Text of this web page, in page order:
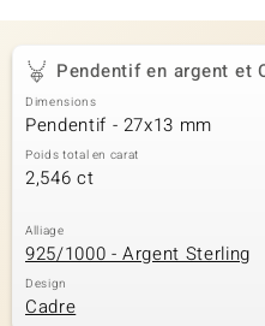
Pendentif en argent et
Dimensions
Pendentif - 27x13 mm
Poids total en carat
2,546 ct
Alliage
925/1000 - Argent Sterling
Design
Cadre